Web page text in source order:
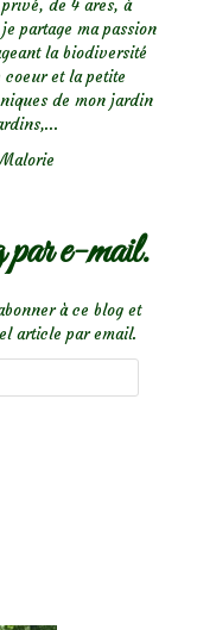
de 4 ares, à
partage ma passion
la biodiversité
et la petite
de mon jardin
par e-mail.
à ce blog et
article par email.